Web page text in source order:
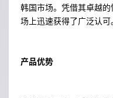
韩国市场。凭借其卓越
场上迅速获得了广泛认可。
产品优势